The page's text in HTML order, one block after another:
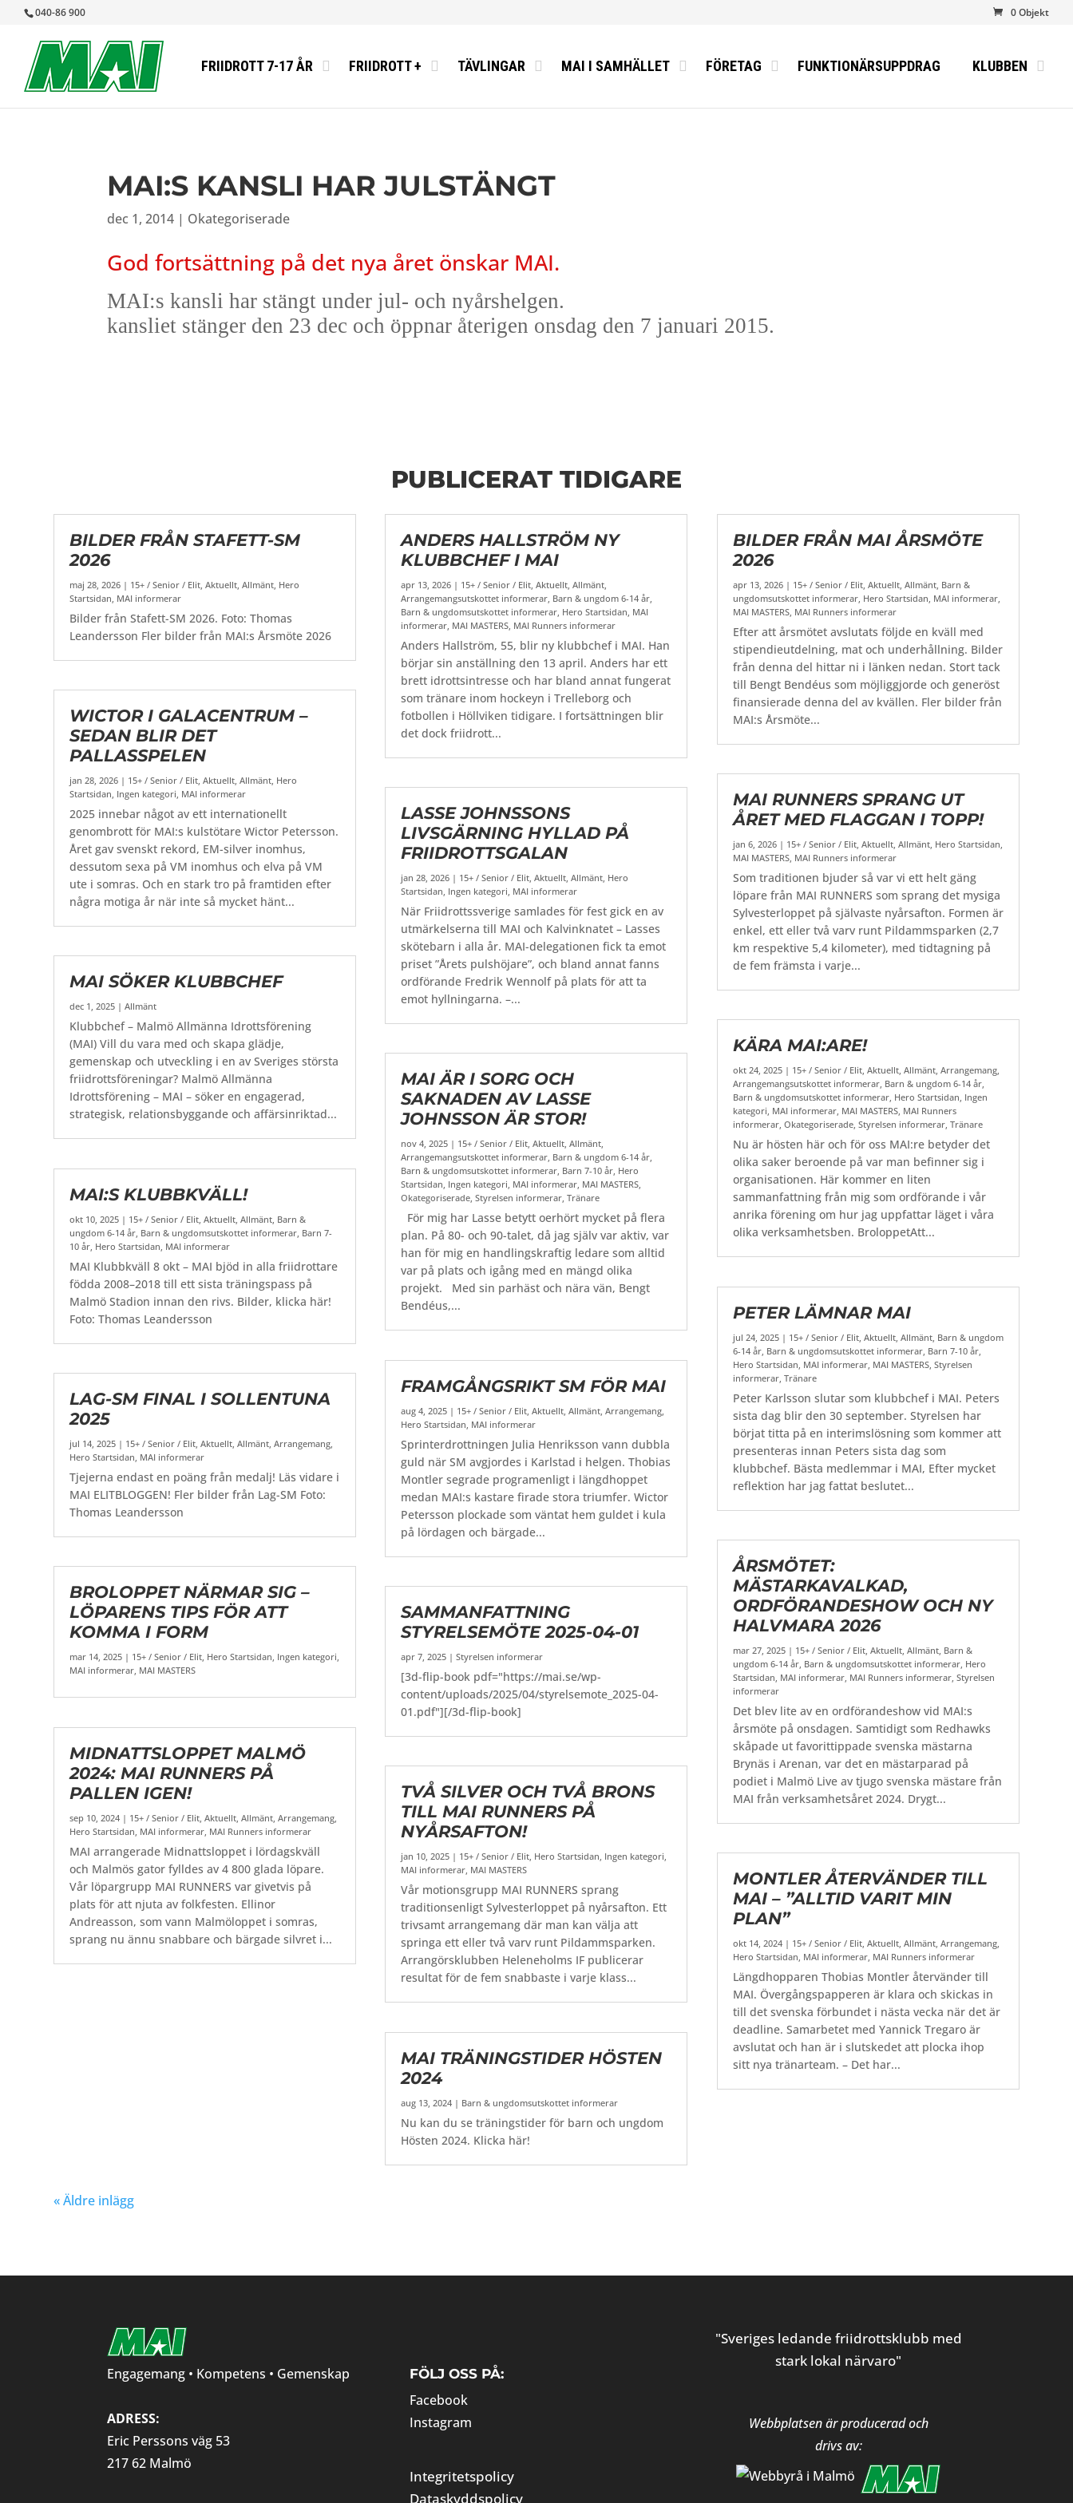
040-86 900 0 Objekt
FRIIDROTT 7-17 ÅR
FRIIDROTT FÖR BARN OCH UNGDOMAR
VANLIGA FRÅGOR
FRIIDROTT +
BLANKETTER OCH STIPENDIER
TÄVLINGAR
MIDNATTSLOPPET
MAI I SAMHÄLLET FÖRETAG FUNKTIONÄRSUPPDRAG KLUBBEN
MEDLEMSAPPEN I SPORTADMIN
STADGAR
MAI ÅRSBERÄTTELSER
MAI:S KANSLI HAR JULSTÄNGT
dec 1, 2014 | Okategoriserade
God fortsättning på det nya året önskar MAI.
MAI:s kansli har stängt under jul- och nyårshelgen.
kansliet stänger den 23 dec och öppnar återigen onsdag den 7 januari 2015.
PUBLICERAT TIDIGARE
BILDER FRÅN STAFETT-SM
2026
maj 28, 2026 | 15+ / Senior / Elit ,Aktuellt ,Allmänt Hero
Startsidan MAI informerar
Bilder från Stafett-SM 2026. Foto: Thomas
Leandersson Fler bilder från MAI:s Årsmöte 2026
WICTOR I GALACENTRUM –
SEDAN BLIR DET
PALLASSPELEN
jan 28, 2026 | 15+ / Senior / Elit,Aktuellt,Allmänt, Hero
Startsidan, Ingen kategori, MAI informerar
2025 innebar något av ett internationellt
genombrott för MAI:s kulstötare Wictor Petersson.
Året gav svenskt rekord, EM-silver inomhus,
dessutom sexa på VM inomhus och elva på VM
ute i somras. Och en stark tro på framtiden efter
några motiga år när inte så mycket hänt...
MAI SÖKER KLUBBCHEF
dec 1, 2025 |Allmänt
Klubbchef – Malmö Allmänna Idrottsförening
(MAI) Vill du vara med och skapa glädje,
gemenskap och utveckling i en av Sveriges största
friidrottsföreningar? Malmö Allmänna
Idrottsförening – MAI – söker en engagerad,
strategisk, relationsbyggande och affärsinriktad...
MAI:S KLUBBKVÄLL!
okt 10, 2025 | 15+ / Senior / Elit ,Aktuellt ,Allmänt Barn &
ungdom 6-14 år Barn & ungdomsutskottet informerar Barn 7-
10 år Hero Startsidan MAI informerar
MAI Klubbkväll 8 okt – MAI bjöd in alla friidrottare
födda 2008–2018 till ett sista träningspass på
Malmö Stadion innan den rivs. Bilder, klicka här!
Foto: Thomas Leandersson
LAG-SM FINAL I SOLLENTUNA
2025
jul 14, 2025 | 15+ / Senior / Elit,Aktuellt,Allmänt,Arrangemang,
Hero Startsidan, MAI informerar
Tjejerna endast en poäng från medalj! Läs vidare i
MAI ELITBLOGGEN! Fler bilder från Lag-SM Foto:
Thomas Leandersson
BROLOPPET NÄRMAR SIG –
LÖPARENS TIPS FÖR ATT
KOMMA I FORM
mar 14, 2025 | 15+ / Senior / Elit, Hero Startsidan, Ingen kategori,
MAI informerar, MAI MASTERS
MIDNATTSLOPPET MALMÖ
2024: MAI RUNNERS PÅ
PALLEN IGEN!
sep 10, 2024 | 15+ / Senior / Elit ,Aktuellt ,Allmänt ,Arrangemang
Hero Startsidan MAI informerar MAI Runners informerar
MAI arrangerade Midnattsloppet i lördagskväll
och Malmös gator fylldes av 4 800 glada löpare.
Vår löpargrupp MAI RUNNERS var givetvis på
plats för att njuta av folkfesten. Ellinor
Andreasson, som vann Malmöloppet i somras,
sprang nu ännu snabbare och bärgade silvret i...
ANDERS HALLSTRÖM NY
KLUBBCHEF I MAI
apr 13, 2026 | 15+ / Senior / Elit ,Aktuellt ,Allmänt
Arrangemangsutskottet informerar Barn & ungdom 6-14 år
Barn & ungdomsutskottet informerar Hero Startsidan MAI
informerar MAI MASTERS MAI Runners informerar
Anders Hallström, 55, blir ny klubbchef i MAI. Han
börjar sin anställning den 13 april. Anders har ett
brett idrottsintresse och har bland annat fungerat
som tränare inom hockeyn i Trelleborg och
fotbollen i Höllviken tidigare. I fortsättningen blir
det dock friidrott...
LASSE JOHNSSONS
LIVSGÄRNING HYLLAD PÅ
FRIIDROTTSGALAN
jan 28, 2026 | 15+ / Senior / Elit,Aktuellt,Allmänt, Hero
Startsidan, Ingen kategori, MAI informerar
När Friidrottssverige samlades för fest gick en av
utmärkelserna till MAI och Kalvinknatet – Lasses
skötebarn i alla år. MAI-delegationen fick ta emot
priset ”Årets pulshöjare”, och bland annat fanns
ordförande Fredrik Wennolf på plats för att ta
emot hyllningarna. –...
MAI ÄR I SORG OCH
SAKNADEN AV LASSE
JOHNSSON ÄR STOR!
nov 4, 2025 | 15+ / Senior / Elit,Aktuellt,Allmänt,
Arrangemangsutskottet informerar, Barn & ungdom 6-14 år,
Barn & ungdomsutskottet informerar, Barn 7-10 år, Hero
Startsidan, Ingen kategori, MAI informerar, MAI MASTERS,
Okategoriserade,Styrelsen informerar,Tränare
För mig har Lasse betytt oerhört mycket på flera
plan. På 80- och 90-talet, då jag själv var aktiv, var
han för mig en handlingskraftig ledare som alltid
var på plats och igång med en mängd olika
projekt. Med sin parhäst och nära vän, Bengt
Bendéus,...
FRAMGÅNGSRIKT SM FÖR MAI
aug 4, 2025 | 15+ / Senior / Elit ,Aktuellt ,Allmänt ,Arrangemang
Hero Startsidan MAI informerar
Sprinterdrottningen Julia Henriksson vann dubbla
guld när SM avgjordes i Karlstad i helgen. Thobias
Montler segrade programenligt i längdhoppet
medan MAI:s kastare firade stora triumfer. Wictor
Petersson plockade som väntat hem guldet i kula
på lördagen och bärgade...
SAMMANFATTNING
STYRELSEMÖTE 2025-04-01
apr 7, 2025 |Styrelsen informerar
[3d-flip-book pdf="https://mai.se/wp-
content/uploads/2025/04/styrelsemote_2025-04-
01.pdf"][/3d-flip-book]
TVÅ SILVER OCH TVÅ BRONS
TILL MAI RUNNERS PÅ
NYÅRSAFTON!
jan 10, 2025 | 15+ / Senior / Elit, Hero Startsidan, Ingen kategori,
MAI informerar, MAI MASTERS
Vår motionsgrupp MAI RUNNERS sprang
traditionsenligt Sylvesterloppet på nyårsafton. Ett
trivsamt arrangemang där man kan välja att
springa ett eller två varv runt Pildammsparken.
Arrangörsklubben Heleneholms IF publicerar
resultat för de fem snabbaste i varje klass...
MAI TRÄNINGSTIDER HÖSTEN
2024
aug 13, 2024 | Barn & ungdomsutskottet informerar
Nu kan du se träningstider för barn och ungdom
Hösten 2024. Klicka här!
BILDER FRÅN MAI ÅRSMÖTE
2026
apr 13, 2026| 15+ / Senior / Elit, Aktuellt, Allmänt, Barn &
ungdomsutskottet informerar, Hero Startsidan MAI informerar,
MAI MASTERS, MAI Runners informerar
Efter att årsmötet avslutats följde en kväll med
stipendieutdelning, mat och underhållning. Bilder
från denna del hittar ni i länken nedan. Stort tack
till Bengt Bendéus som möjliggjorde och generöst
finansierade denna del av kvällen. Fler bilder från
MAI:s Årsmöte...
MAI RUNNERS SPRANG UT
ÅRET MED FLAGGAN I TOPP!
jan 6, 2026| 15+ / Senior / Elit, Aktuellt, Allmänt, Hero Startsidan,
MAI MASTERS, MAI Runners informerar
Som traditionen bjuder så var vi ett helt gäng
löpare från MAI RUNNERS som sprang det mysiga
Sylvesterloppet på självaste nyårsafton. Formen är
enkel, ett eller två varv runt Pildammsparken (2,7
km respektive 5,4 kilometer), med tidtagning på
de fem främsta i varje...
KÄRA MAI:ARE!
okt 24, 2025| 15+ / Senior / Elit, Aktuellt, Allmänt, Arrangemang,
Arrangemangsutskottet informerar, Barn & ungdom 6-14 år,
Barn & ungdomsutskottet informerar, Hero Startsidan, Ingen
kategori, MAI informerar, MAI MASTERS, MAI Runners
informerar, Okategoriserade, Styrelsen informerar, Tränare
Nu är hösten här och för oss MAI:re betyder det
olika saker beroende på var man befinner sig i
organisationen. Här kommer en liten
sammanfattning från mig som ordförande i vår
anrika förening om hur jag uppfattar läget i våra
olika verksamhetsben. BroloppetAtt...
PETER LÄMNAR MAI
jul 24, 2025| 15+ / Senior / Elit, Aktuellt, Allmänt, Barn & ungdom
6-14 år, Barn & ungdomsutskottet informerar, Barn 7-10 år,
Hero Startsidan MAI informerar, MAI MASTERS, Styrelsen
informerar, Tränare
Peter Karlsson slutar som klubbchef i MAI. Peters
sista dag blir den 30 september. Styrelsen har
börjat titta på en interimslösning som kommer att
presenteras innan Peters sista dag som
klubbchef. Bästa medlemmar i MAI, Efter mycket
reflektion har jag fattat beslutet...
ÅRSMÖTET:
MÄSTARKAVALKAD,
ORDFÖRANDESHOW OCH NY
HALVMARA 2026
mar 27, 2025| 15+ / Senior / Elit, Aktuellt, Allmänt, Barn &
ungdom 6-14 år, Barn & ungdomsutskottet informerar, Hero
Startsidan, MAI informerar, MAI Runners informerar, Styrelsen
informerar
Det blev lite av en ordförandeshow vid MAI:s
årsmöte på onsdagen. Samtidigt som Redhawks
skåpade ut favorittippade svenska mästarna
Brynäs i Arenan, var det en mästarparad på
podiet i Malmö Live av tjugo svenska mästare från
MAI från verksamhetsåret 2024. Drygt...
MONTLER ÅTERVÄNDER TILL
MAI – ”ALLTID VARIT MIN
PLAN”
okt 14, 2024| 15+ / Senior / Elit, Aktuellt, Allmänt, Arrangemang,
Hero Startsidan, MAI informerar, MAI Runners informerar
Längdhopparen Thobias Montler återvänder till
MAI. Övergångspapperen är klara och skickas in
till det svenska förbundet i nästa vecka när det är
deadline. Samarbetet med Yannick Tregaro är
avslutat och han är i slutskedet att plocka ihop
sitt nya tränarteam. – Det har...
« Äldre inlägg
Engagemang • Kompetens • Gemenskap
ADRESS:
Eric Perssons väg 53
217 62 Malmö
FÖLJ OSS PÅ:
Facebook
Instagram
Integritetspolicy
Dataskyddspolicy
"Sveriges ledande friidrottsklubb med
stark lokal närvaro"
Webbplatsen är producerad och
drivs av: